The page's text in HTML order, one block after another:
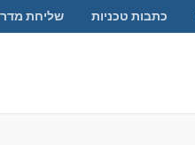
כתבות טכניות שליחת